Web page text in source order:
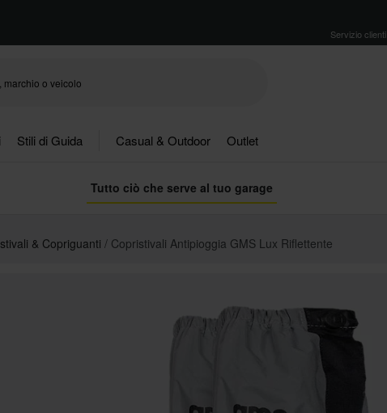
Servizio clienti
Stili di Guida Casual & Outdoor Outlet
Tutto ciò che serve al tuo garage
& Copriguanti Copristivali Antipioggia GMS Lux Riflettente